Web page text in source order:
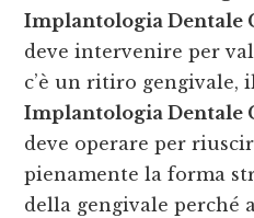
Implantologia Dentale
deve intervenire per
c’è un ritiro gengivale,
Implantologia Dentale
deve operare per
pienamente la forma
della gengivale perché